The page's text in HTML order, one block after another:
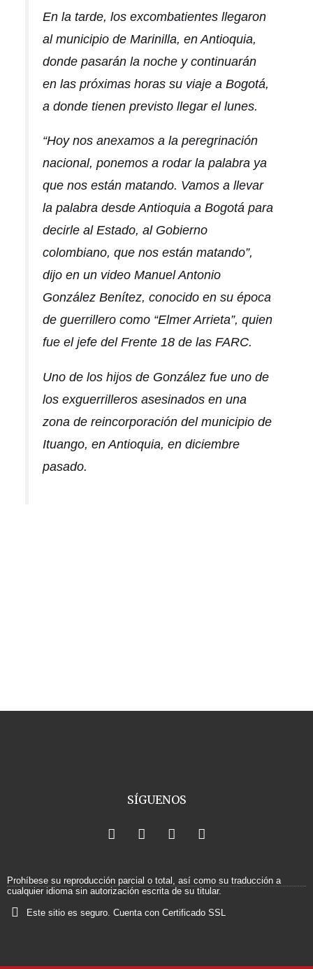
En la tarde, los excombatientes llegaron
al municipio de Marinilla, en Antioquia,
donde pasarán la noche y continuarán
en las próximas horas su viaje a Bogotá,
a donde tienen previsto llegar el lunes.
“Hoy nos anexamos a la peregrinación
nacional, ponemos a rodar la palabra ya
que nos están matando. Vamos a llevar
la palabra desde Antioquia a Bogotá para
decirle al Estado, al Gobierno
colombiano, que nos están matando”,
dijo en un video Manuel Antonio
González Benítez, conocido en su época
de guerrillero como “Elmer Arrieta”, quien
fue el jefe del Frente 18 de las FARC.
Uno de los hijos de González fue uno de
los exguerrilleros asesinados en una
zona de reincorporación del municipio de
Ituango, en Antioquia, en diciembre
pasado.
SÍGUENOS
F
a
b
o
o
k
X
-
i
t
e
I
n
a
g
a
Y
o
u
b
Prohíbese su reproducción parcial o total, así como su traducción a
cualquier idioma sin autorización escrita de su titular.
Este sitio es seguro. Cuenta con Certificado SSL